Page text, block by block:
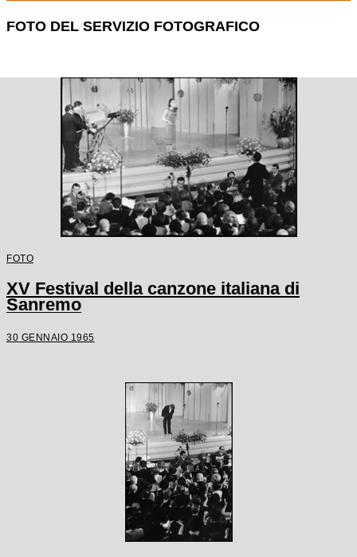
FOTO DEL SERVIZIO FOTOGRAFICO
FOTO
XV Festival della canzone italiana di
Sanremo
30 GENNAIO 1965